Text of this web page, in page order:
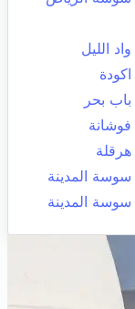
واد الليل
اكودة
باب بحر
فوشانة
هرقلة
سوسة المدينة
سوسة المدينة